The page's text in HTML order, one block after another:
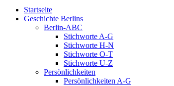
Startseite
Geschichte Berlins
Berlin-ABC
Stichworte A-G
Stichworte H-N
Stichworte O-T
Stichworte U-Z
Persönlichkeiten
Persönlichkeiten A-G